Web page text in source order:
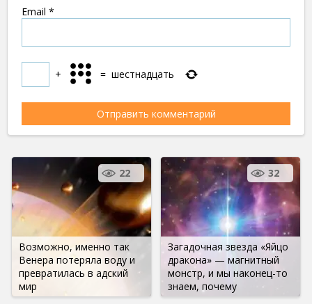
Email *
+ = шестнадцать
Возможно, именно так
Венера потеряла воду и
превратилась в адский
мир
22
Загадочная звезда «Яйцо
дракона» — магнитный
монстр, и мы наконец-то
знаем, почему
32